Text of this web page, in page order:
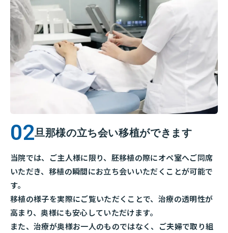
旦那様の立ち会い移植ができます
当院では、ご主人様に限り、胚移植の際にオペ室へご同席
いただき、移植の瞬間にお立ち会いいただくことが可能で
す。
移植の様子を実際にご覧いただくことで、治療の透明性が
高まり、奥様にも安心していただけます。
また、治療が奥様お一人のものではなく、ご夫婦で取り組